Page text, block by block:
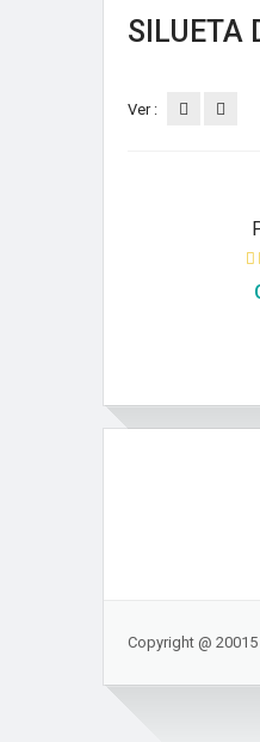
SILUETA
Ver :
Copyright @